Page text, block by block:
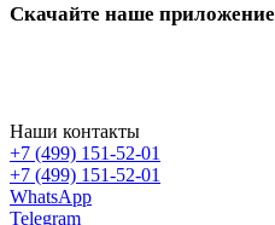
Скачайте наше приложение
Наши контакты
+7 (499) 151-52-01
+7 (499) 151-52-01
WhatsApp
Telegram